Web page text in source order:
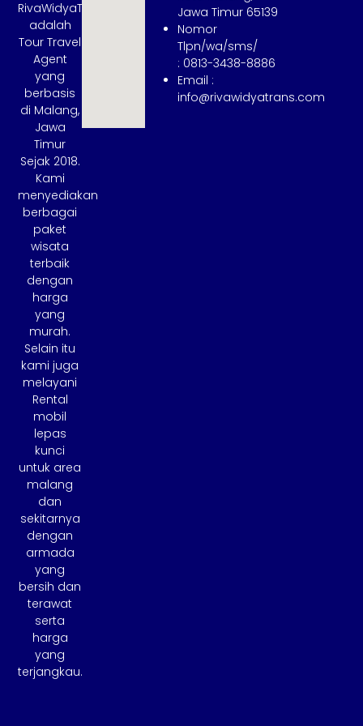
RivaWidyaTrans
adalah
Tour Travel
Agent
yang
berbasis
di Malang,
Jawa
Timur
Sejak 2018.
Kami
menyediakan
berbagai
paket
wisata
terbaik
dengan
harga
yang
murah.
Selain itu
kami juga
melayani
Rental
mobil
lepas
kunci
untuk area
malang
dan
sekitarnya
dengan
armada
yang
bersih dan
terawat
serta
harga
yang
terjangkau.
Jawa Timur 65139
Nomor
Tlpn/wa/sms/
: 0813-3438-8886
Email :
info@rivawidyatrans.com